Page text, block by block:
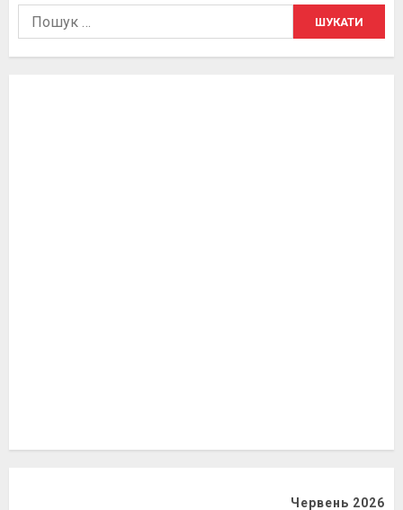
Пошук:
Червень 2026